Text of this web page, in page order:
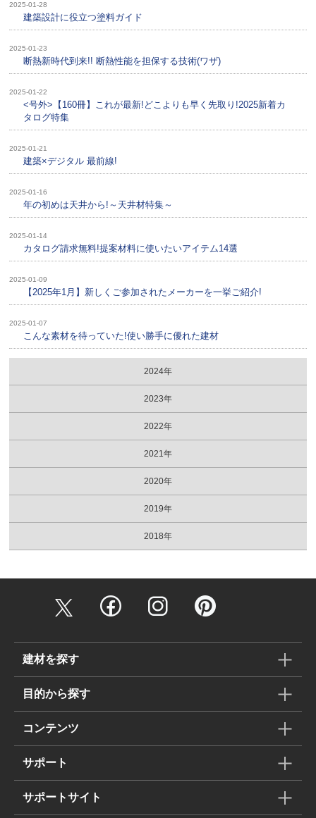
2025-01-28
建築設計に役立つ塗料ガイド
2025-01-23
断熱新時代到来!! 断熱性能を担保する技術(ワザ)
2025-01-22
<号外>【160冊】これが最新!どこよりも早く先取り!2025新着カ
タログ特集
2025-01-21
建築×デジタル 最前線!
2025-01-16
年の初めは天井から!～天井材特集～
2025-01-14
カタログ請求無料!提案材料に使いたいアイテム14選
2025-01-09
【2025年1月】新しくご参加されたメーカーを一挙ご紹介!
2025-01-07
こんな素材を待っていた!使い勝手に優れた建材
2024年
2023年
2022年
2021年
2020年
2019年
2018年
建材を探す
目的から探す
コンテンツ
サポート
サポートサイト